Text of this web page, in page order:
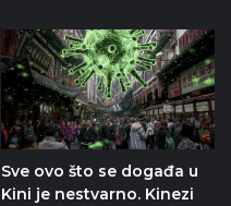
Sve ovo što se događa u
Kini je nestvarno. Kinezi